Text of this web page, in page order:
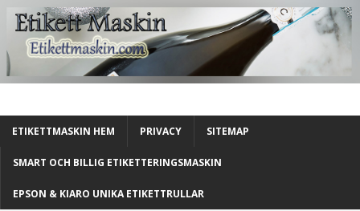
ETIKETTMASKIN HEM PRIVACY SITEMAP
SMART OCH BILLIG ETIKETTERINGSMASKIN
EPSON & KIARO UNIKA ETIKETTRULLAR